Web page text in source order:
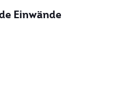
Einwände